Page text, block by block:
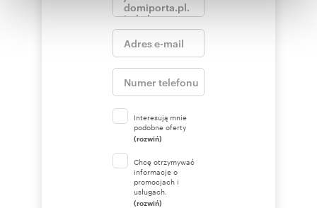
otrzymanymi od Ciebie lub uzyskanymi podczas
korzystania z ich usług.
Interesują mnie
podobne oferty
(rozwiń)
Chcę otrzymywać
informacje o
promocjach i
usługach.
(rozwiń)